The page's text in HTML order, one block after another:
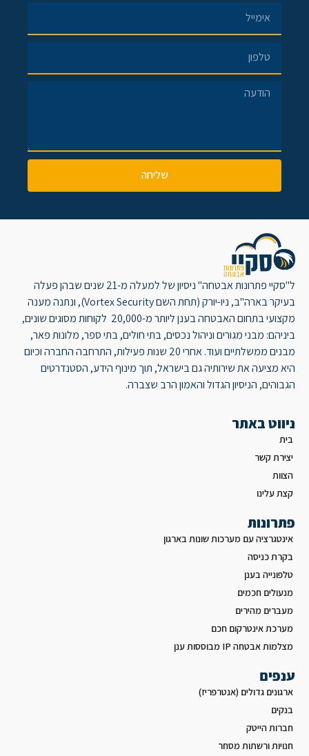
שליחה
ל"סקיי פתרונות אבטחה" ניסיון של למעלה מ-21 שנים שבהן פעלה
בעיקר בארה"ב, ניו-יורק (תחת השם Vortex Security), ונתנה מענה
מקצועי בתחום האבטחה בענן ליותר מ-20,000 לקוחות מסוגים שונים,
ביניהם: מבני מגורים וניהול נכסים, בתי חולים, בתי ספר, מלונות פאר,
מבנים ממשלתיים ועוד. אחרי 20 שנות פעילות, התרחבה החברה וכיום
היא מציעה את שירותיה גם בישראל, תוך מינוף הידע, הסטנדרטים
הגבוהים, הניסיון הגדול והאמון הרב שצברה.
ניווט באתר
בית
יצירת קשר
הצוות
קצת עלינו
פתרונות
אינטגרציה עם מערכות שונות בארגון
בקרת כניסה
טלפונייה בענן
מנעולים חכמים
מעברים מהירים
מערכת אינטרקום חכם
מצלמות אבטחה IP מבוססות ענן
ענפים
ארגונים גדולים (אנטרפריז)
בנקים
חברות הייטק
חנויות ורשתות מסחר